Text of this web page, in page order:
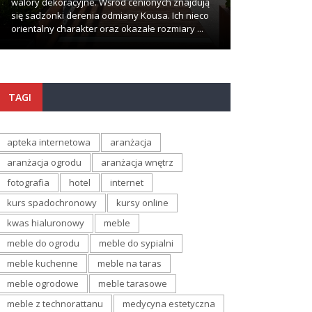
się sadzonki derenia odmiany Kousa. Ich nieco
orientalny charakter oraz okazałe rozmiary ...
TAGI
apteka internetowa
aranżacja
aranżacja ogrodu
aranżacja wnętrz
fotografia
hotel
internet
kurs spadochronowy
kursy online
kwas hialuronowy
meble
meble do ogrodu
meble do sypialni
meble kuchenne
meble na taras
meble ogrodowe
meble tarasowe
meble z technorattanu
medycyna estetyczna